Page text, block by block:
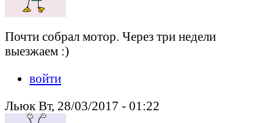
Почти собрал мотор. Через три недели
выезжаем :)
войти
Льюк Вт, 28/03/2017 - 01:22